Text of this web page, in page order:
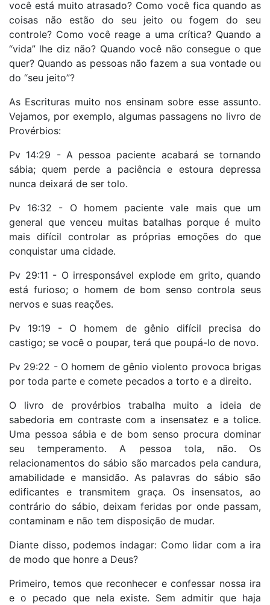
você está muito atrasado? Como você fica quando as
coisas não estão do seu jeito ou fogem do seu
controle? Como você reage a uma crítica? Quando a
“vida” lhe diz não? Quando você não consegue o que
quer? Quando as pessoas não fazem a sua vontade ou
do “seu jeito”?
As Escrituras muito nos ensinam sobre esse assunto.
Vejamos, por exemplo, algumas passagens no livro de
Provérbios:
Pv 14:29 - A pessoa paciente acabará se tornando
sábia; quem perde a paciência e estoura depressa
nunca deixará de ser tolo.
Pv 16:32 - O homem paciente vale mais que um
general que venceu muitas batalhas porque é muito
mais difícil controlar as próprias emoções do que
conquistar uma cidade.
Pv 29:11 - O irresponsável explode em grito, quando
está furioso; o homem de bom senso controla seus
nervos e suas reações.
Pv 19:19 - O homem de gênio difícil precisa do
castigo; se você o poupar, terá que poupá-lo de novo.
Pv 29:22 - O homem de gênio violento provoca brigas
por toda parte e comete pecados a torto e a direito.
O livro de provérbios trabalha muito a ideia de
sabedoria em contraste com a insensatez e a tolice.
Uma pessoa sábia e de bom senso procura dominar
seu temperamento. A pessoa tola, não. Os
relacionamentos do sábio são marcados pela candura,
amabilidade e mansidão. As palavras do sábio são
edificantes e transmitem graça. Os insensatos, ao
contrário do sábio, deixam feridas por onde passam,
contaminam e não tem disposição de mudar.
Diante disso, podemos indagar: Como lidar com a ira
de modo que honre a Deus?
Primeiro, temos que reconhecer e confessar nossa ira
e o pecado que nela existe. Sem admitir que haja